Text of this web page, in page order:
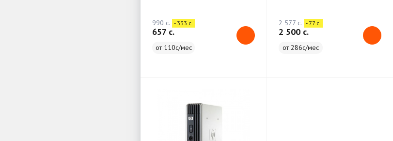
990 c. - 333 c.
657 c.
от 110с/мес
2 577 c. - 77 c.
2 500 c.
от 286с/мес